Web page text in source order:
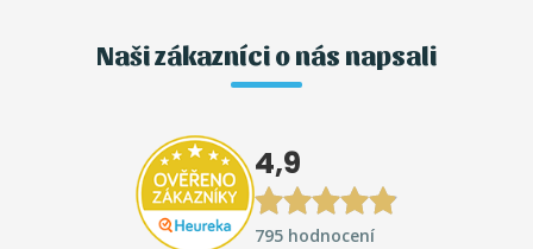
Naši zákazníci o nás napsali
4,9
795 hodnocení